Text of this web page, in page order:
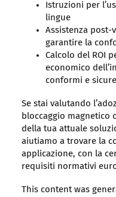
Istruzioni per
lingue
Assistenza post-
garantire la
Calcolo del ROI
economico
conformi e sicure
Se stai valutando
bloccaggio magnetico
della tua attuale
aiutiamo a trovare la
applicazione, con la
requisiti normativi
This content was